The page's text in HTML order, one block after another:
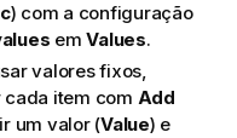
) com a configuração
emValues.
valores fixos,
item com Add
um valor (Value) e